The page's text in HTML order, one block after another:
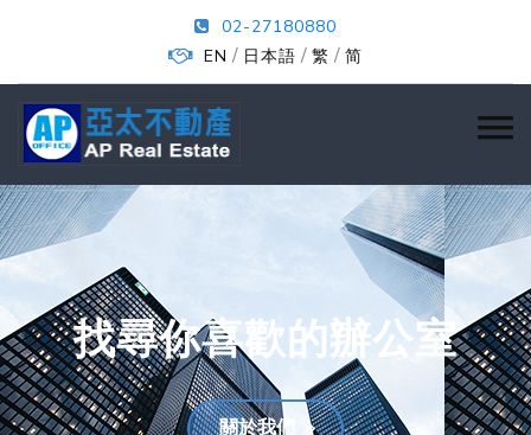
02-27180880
EN / 日本語 / 繁 / 简
找尋你喜歡的辦公室
關於我們